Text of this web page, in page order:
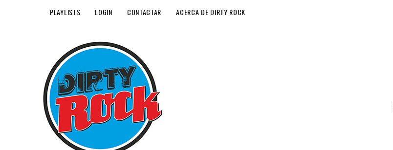
PLAYLISTS LOGIN CONTACTAR ACERCA DE DIRTY ROCK